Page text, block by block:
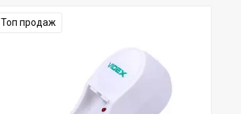
Топ продаж